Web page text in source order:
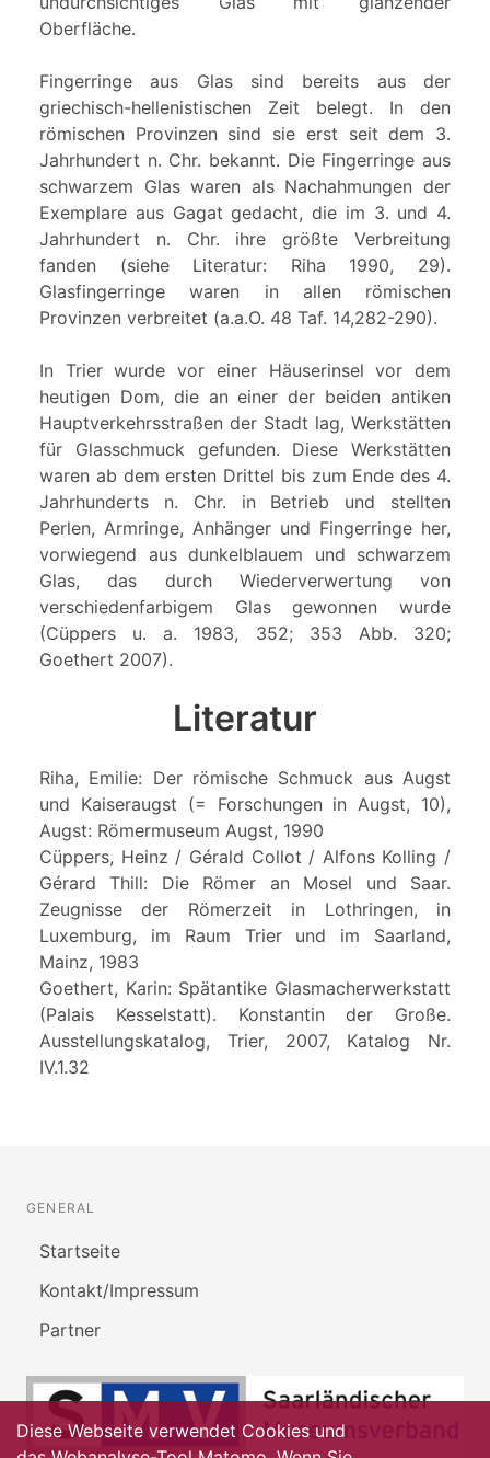
Oberfläche.
Fingerringe aus Glas sind bereits aus der
griechisch-hellenistischen Zeit belegt. In den
römischen Provinzen sind sie erst seit dem 3.
Jahrhundert n. Chr. bekannt. Die Fingerringe aus
schwarzem Glas waren als Nachahmungen der
Exemplare aus Gagat gedacht, die im 3. und 4.
Jahrhundert n. Chr. ihre größte Verbreitung
fanden (siehe Literatur: Riha 1990, 29).
Glasfingerringe waren in allen römischen
Provinzen verbreitet (a.a.O. 48 Taf. 14,282-290).
In Trier wurde vor einer Häuserinsel vor dem
heutigen Dom, die an einer der beiden antiken
Hauptverkehrsstraßen der Stadt lag, Werkstätten
für Glasschmuck gefunden. Diese Werkstätten
waren ab dem ersten Drittel bis zum Ende des 4.
Jahrhunderts n. Chr. in Betrieb und stellten
Perlen, Armringe, Anhänger und Fingerringe her,
vorwiegend aus dunkelblauem und schwarzem
Glas, das durch Wiederverwertung von
verschiedenfarbigem Glas gewonnen wurde
(Cüppers u. a. 1983, 352; 353 Abb. 320;
Goethert 2007).
Literatur
Riha, Emilie: Der römische Schmuck aus Augst
und Kaiseraugst (= Forschungen in Augst, 10),
Augst: Römermuseum Augst, 1990
Cüppers, Heinz / Gérald Collot / Alfons Kolling /
Gérard Thill: Die Römer an Mosel und Saar.
Zeugnisse der Römerzeit in Lothringen, in
Luxemburg, im Raum Trier und im Saarland,
Mainz, 1983
Goethert, Karin: Spätantike Glasmacherwerkstatt
(Palais Kesselstatt). Konstantin der Große.
Ausstellungskatalog, Trier, 2007, Katalog Nr.
IV.1.32
GENERAL
Startseite
Kontakt/Impressum
Partner
Diese Webseite verwendet Cookies und